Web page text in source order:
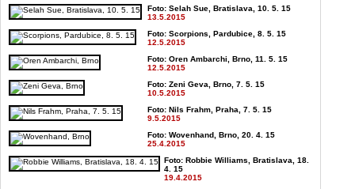
Foto: Selah Sue, Bratislava, 10. 5. 15
13.5.2015
Foto: Scorpions, Pardubice, 8. 5. 15
12.5.2015
Foto: Oren Ambarchi, Brno, 11. 5. 15
12.5.2015
Foto: Zeni Geva, Brno, 7. 5. 15
10.5.2015
Foto: Nils Frahm, Praha, 7. 5. 15
9.5.2015
Foto: Wovenhand, Brno, 20. 4. 15
25.4.2015
Foto: Robbie Williams, Bratislava, 18.
4. 15
19.4.2015